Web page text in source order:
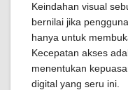
Keindahan visual
bernilai jika
hanya untuk
Kecepatan akses
menentukan
digital yang seru ini.